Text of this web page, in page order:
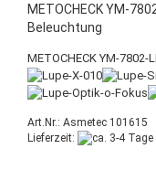
METOCHECK YM-
Beleuchtung
METOCHECK YM-
Art.Nr.: Asmetec 101615
Lieferzeit: